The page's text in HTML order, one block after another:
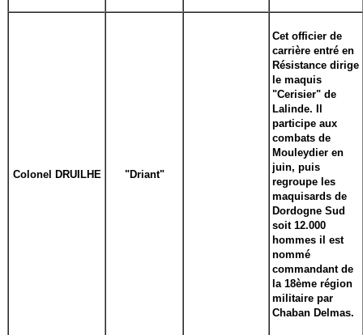
Colonel DRUILHE "Driant"
Cet officier de
carrière entré en
Résistance dirige
le maquis
"Cerisier" de
Lalinde. Il
participe aux
combats de
Mouleydier en
juin, puis
regroupe les
maquisards de
Dordogne Sud
soit 12.000
hommes il est
nommé
commandant de
la 18ème région
militaire par
Chaban Delmas.